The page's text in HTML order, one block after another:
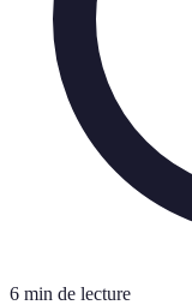
6 min de lecture